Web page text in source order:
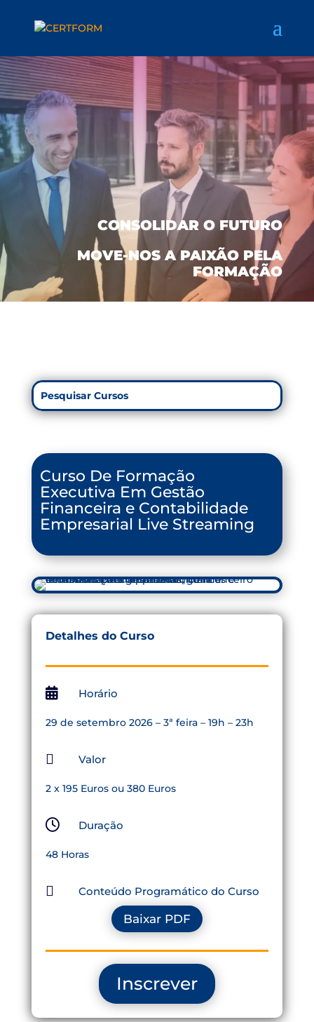
CONSOLIDAR O FUTURO
MOVE-NOS A PAIXÃO PELA
FORMAÇÃO
Curso De Formação
Executiva Em Gestão
Financeira e Contabilidade
Empresarial Live Streaming
Detalhes do Curso
 Horário
29 de setembro 2026 – 3ª feira – 19h – 23h
 Valor
2 x 195 Euros ou 380 Euros
 Duração
48 Horas
 Conteúdo Programático do Curso
Baixar PDF
Inscrever